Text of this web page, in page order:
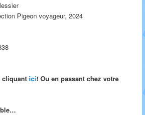
Pigeon voyageur, 2024
cliquant ici! Ou en passant chez votre